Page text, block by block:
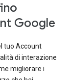
Google
tuo Account
di interazione
migliorare i